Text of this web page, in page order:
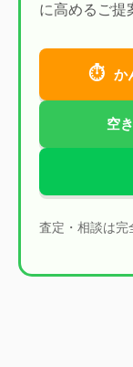
に高めるご提
⏱ か
空
査定・相談は完